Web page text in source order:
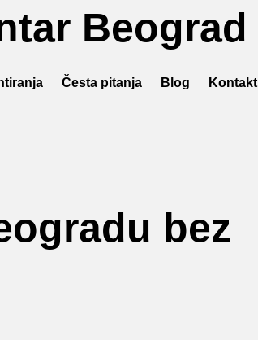
Beograd
Česta pitanja Blog Kontakt
bez